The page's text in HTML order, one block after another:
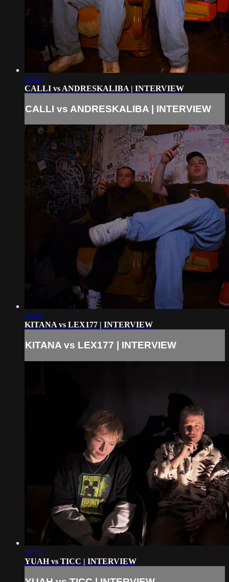
10:32
CALLI vs ANDRESKALIBA | INTERVIEW
CALLI vs ANDRESKALIBA | INTERVIEW
08:31
KITANA vs LEX177 | INTERVIEW
KITANA vs LEX177 | INTERVIEW
09:44
YUAH vs TICC | INTERVIEW